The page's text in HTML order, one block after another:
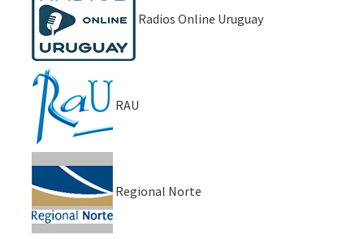
Radios Online Uruguay
RAU
Regional Norte